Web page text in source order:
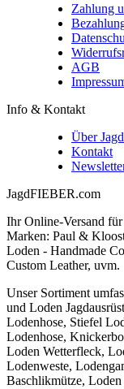
Zahlung
AGB
Info & Kontakt
Über
Kontakt
JagdFIEBER.com
Ihr Online-Versand für
Marken: Paul &
Loden - Handmade
Custom Leather, uvm.
Unser Sortiment
und Loden
Lodenhose, Stiefel
Lodenhose,
Loden Wetterfleck,
Lodenweste,
Baschlikmütze,